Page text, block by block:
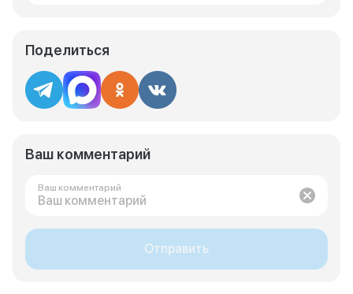
Поделиться
Ваш комментарий
Ваш комментарий
Отправить